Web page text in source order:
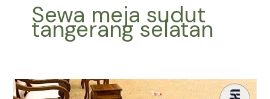
Sewa meja sudut
tangerang selatan